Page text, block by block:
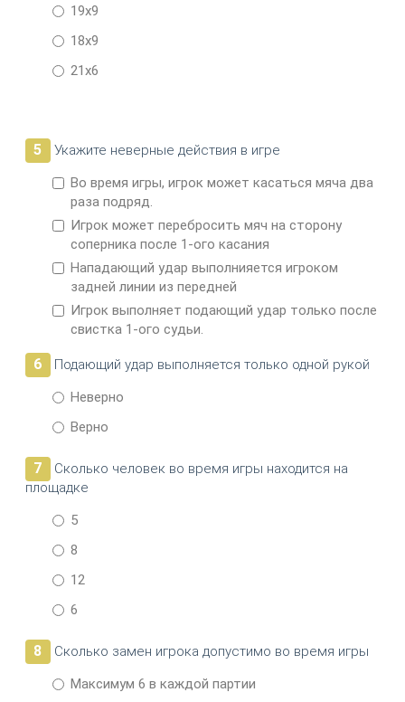
19х9
18х9
21х6
5
Укажите неверные действия в игре
Во время игры, игрок может касаться мяча два
раза подряд.
Игрок может перебросить мяч на сторону
соперника после 1-ого касания
Нападающий удар выполнияется игроком
задней линии из передней
Игрок выполняет подающий удар только после
свистка 1-ого судьи.
6
Подающий удар выполняется только одной рукой
Неверно
Верно
7
Сколько человек во время игры находится на
площадке
5
8
12
6
8
Сколько замен игрока допустимо во время игры
Максимум 6 в каждой партии